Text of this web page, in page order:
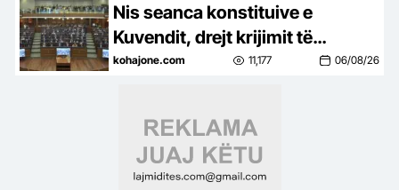
Nis seanca konstituive e
Kuvendit, drejt krijimit të
institucioneve të reja të Kosovës
kohajone.com 11,177 06/08/26